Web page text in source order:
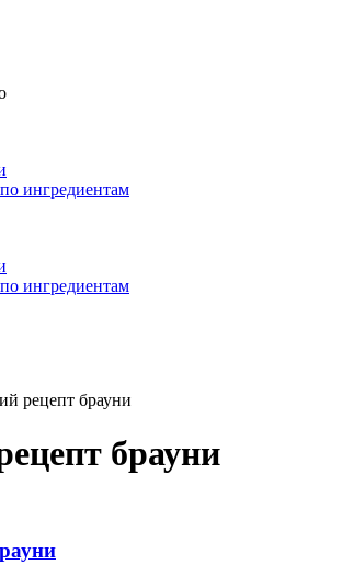
ингредиентам
ингредиентам
рецепт брауни
брауни